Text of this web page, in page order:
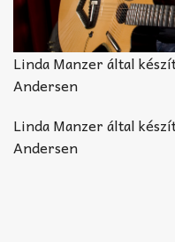
Linda Manzer által
Andersen
Linda Manzer által
Andersen